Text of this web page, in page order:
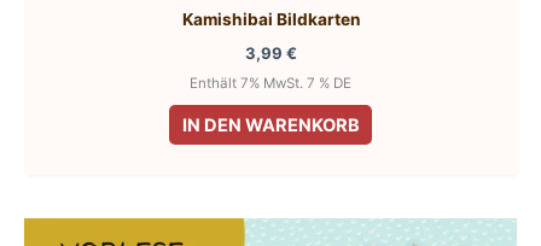
Kamishibai Bildkarten
3,99 €
Enthält 7% MwSt. 7 % DE
IN DEN WARENKORB